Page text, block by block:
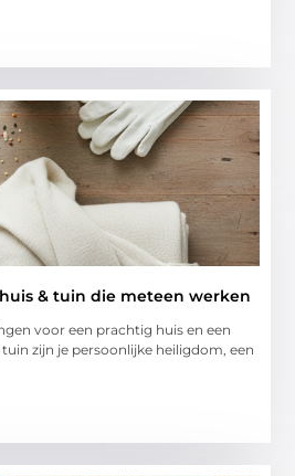
& tuin die meteen werken
voor een prachtig huis en een
zijn je persoonlijke heiligdom, een